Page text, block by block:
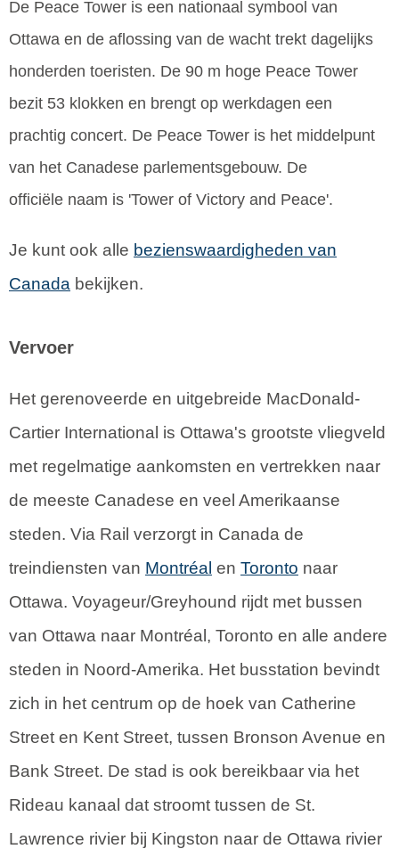
De Peace Tower is een nationaal symbool van
Ottawa en de aflossing van de wacht trekt dagelijks
honderden toeristen. De 90 m hoge Peace Tower
bezit 53 klokken en brengt op werkdagen een
prachtig concert. De Peace Tower is het middelpunt
van het Canadese parlementsgebouw. De
officiële naam is 'Tower of Victory and Peace'.
Je kunt ook alle bezienswaardigheden van
Canada bekijken.
Vervoer
Het gerenoveerde en uitgebreide MacDonald-
Cartier International is Ottawa's grootste vliegveld
met regelmatige aankomsten en vertrekken naar
de meeste Canadese en veel Amerikaanse
steden. Via Rail verzorgt in Canada de
treindiensten van Montréal en Toronto naar
Ottawa. Voyageur/Greyhound rijdt met bussen
van Ottawa naar Montréal, Toronto en alle andere
steden in Noord-Amerika. Het busstation bevindt
zich in het centrum op de hoek van Catherine
Street en Kent Street, tussen Bronson Avenue en
Bank Street. De stad is ook bereikbaar via het
Rideau kanaal dat stroomt tussen de St.
Lawrence rivier bij Kingston naar de Ottawa rivier